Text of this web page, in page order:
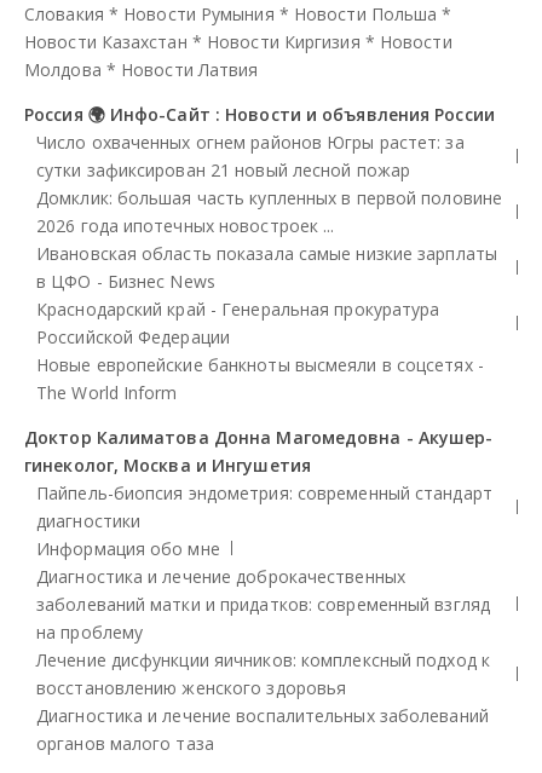
Словакия * Новости Румыния * Новости Польша *
Новости Казахстан * Новости Киргизия * Новости
Молдова * Новости Латвия
Россия 🌍 Инфо-Сайт : Новости и объявления России
Число охваченных огнем районов Югры растет: за
сутки зафиксирован 21 новый лесной пожар
Домклик: большая часть купленных в первой половине
2026 года ипотечных новостроек ...
Ивановская область показала самые низкие зарплаты
в ЦФО - Бизнес News
Краснодарский край - Генеральная прокуратура
Российской Федерации
Новые европейские банкноты высмеяли в соцсетях -
The World Inform
Доктор Калиматова Донна Магомедовна - Акушер-
гинеколог, Москва и Ингушетия
Пайпель-биопсия эндометрия: современный стандарт
диагностики
Информация обо мне
Диагностика и лечение доброкачественных
заболеваний матки и придатков: современный взгляд
на проблему
Лечение дисфункции яичников: комплексный подход к
восстановлению женского здоровья
Диагностика и лечение воспалительных заболеваний
органов малого таза